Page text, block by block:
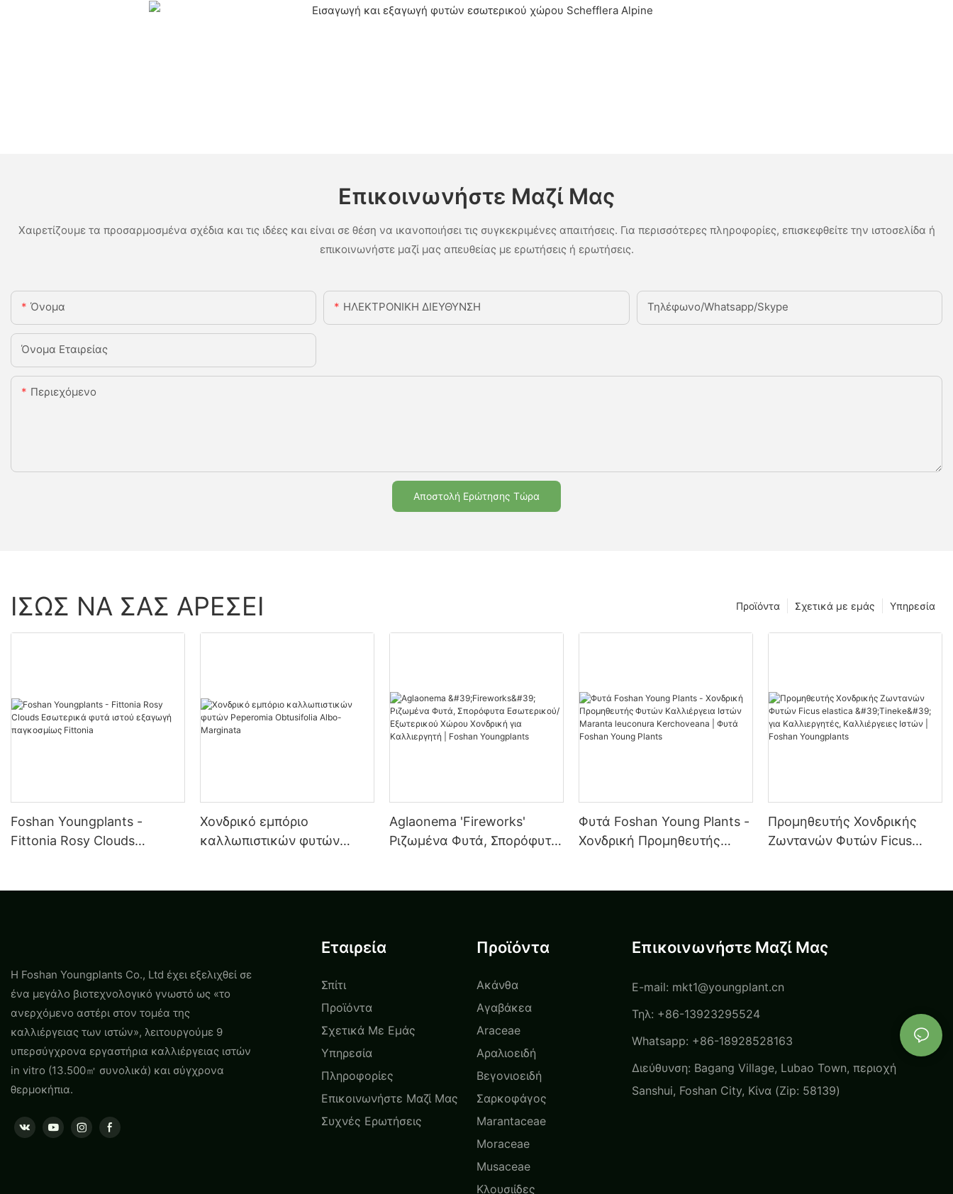
Επικοινωνήστε Μαζί Μας
Χαιρετίζουμε τα προσαρμοσμένα σχέδια και τις ιδέες και είναι σε θέση να ικανοποιήσει τις συγκεκριμένες απαιτήσεις. Για περισσότερες πληροφορίες, επισκεφθείτε την ιστοσελίδα ή
επικοινωνήστε μαζί μας απευθείας με ερωτήσεις ή ερωτήσεις.
Όνομα ΗΛΕΚΤΡΟΝΙΚΗ ΔΙΕΥΘΥΝΣΗ Τηλέφωνο/Whatsapp/Skype
Όνομα Εταιρείας
Περιεχόμενο
Αποστολή Ερώτησης Τώρα
ΊΣΩΣ ΝΑ ΣΑΣ ΑΡΈΣΕΙ Υπηρεσία
Σχετικά με εμάς
Προϊόντα
Foshan Youngplants -
Fittonia Rosy Clouds
Χονδρικό εμπόριο
καλλωπιστικών φυτών
Aglaonema 'Fireworks'
Ριζωμένα Φυτά, Σπορόφυτα
Φυτά Foshan Young Plants -
Χονδρική Προμηθευτής
Προμηθευτής Χονδρικής
Ζωντανών Φυτών Ficus
Η Foshan Youngplants Co., Ltd έχει εξελιχθεί σε
ένα μεγάλο βιοτεχνολογικό γνωστό ως «το
ανερχόμενο αστέρι στον τομέα της
καλλιέργειας των ιστών», λειτουργούμε 9
υπερσύγχρονα εργαστήρια καλλιέργειας ιστών
in vitro (13.500㎡ συνολικά) και σύγχρονα
θερμοκήπια.
Εταιρεία
Σπίτι
Προϊόντα
Σχετικά Με Εμάς
Υπηρεσία
Πληροφορίες
Επικοινωνήστε Μαζί Μας
Συχνές Ερωτήσεις
Προϊόντα
Ακάνθα
Αγαβάκεα
Araceae
Αραλιοειδή
Βεγονιοειδή
Σαρκοφάγος
Marantaceae
Moraceae
Musaceae
Κλουσιίδες
Επικοινωνήστε Μαζί Μας
E-mail: mkt1@youngplant.cn
Τηλ: +86-13923295524
Whatsapp: +86-18928528163
Διεύθυνση: Bagang Village, Lubao Town, περιοχή
Sanshui, Foshan City, Κίνα (Zip: 58139)